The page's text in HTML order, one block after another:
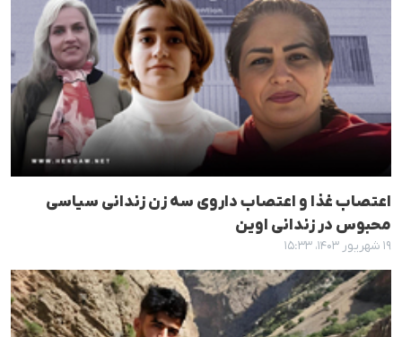
اعتصاب غذا و اعتصاب داروی سە زن زندانی سیاسی
محبوس در زندانی اوین
۱۹ شهریور ۱۴۰۳، ۱۵:۳۳